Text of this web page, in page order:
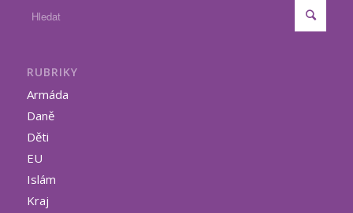
RUBRIKY
Armáda
Daně
Děti
EU
Islám
Kraj